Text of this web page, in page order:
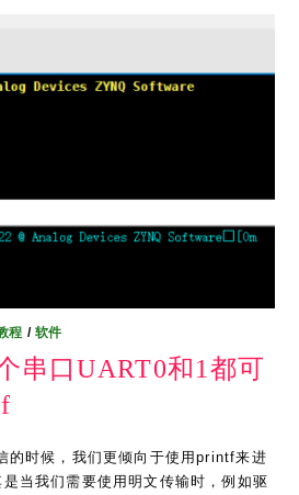
程 / 软件
串口UART0和1都可
的时候，我们更倾向于使用printf来进
当我们需要使用明文传输时，例如驱